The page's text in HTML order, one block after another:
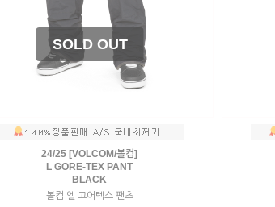
24/25 [VOLCOM/볼컴]
L GORE-TEX PANT
BLACK
볼컴 엘 고어텍스 팬츠